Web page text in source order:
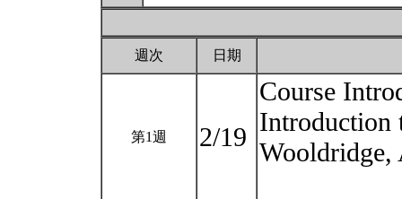
週次 日期
第1週 2/19
Course
Introduction
Wooldridge,